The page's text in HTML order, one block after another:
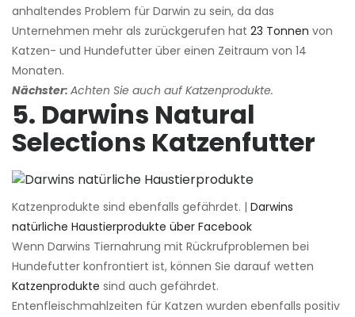
anhaltendes Problem für Darwin zu sein, da das
Unternehmen mehr als zurückgerufen hat 23 Tonnen von
Katzen- und Hundefutter über einen Zeitraum von 14
Monaten.
Nächster: Achten Sie auch auf Katzenprodukte.
5. Darwins Natural
Selections Katzenfutter
Katzenprodukte sind ebenfalls gefährdet. | Darwins
natürliche Haustierprodukte über Facebook
Wenn Darwins Tiernahrung mit Rückrufproblemen bei
Hundefutter konfrontiert ist, können Sie darauf wetten
Katzenprodukte sind auch gefährdet.
Entenfleischmahlzeiten für Katzen wurden ebenfalls positiv